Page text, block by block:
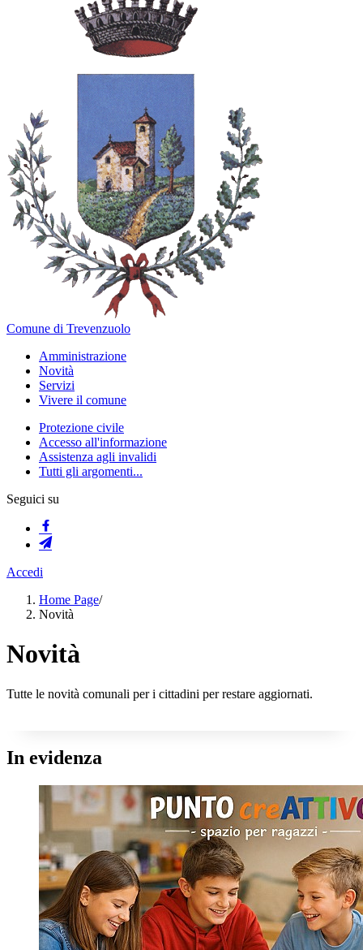
Comune di Trevenzuolo
Amministrazione
Novità
Servizi
Vivere il comune
Protezione civile
Accesso all'informazione
Assistenza agli invalidi
Tutti gli argomenti...
Seguici su
Accedi
Home Page/
Novità
Novità
Tutte le novità comunali per i cittadini per restare aggiornati.
In evidenza